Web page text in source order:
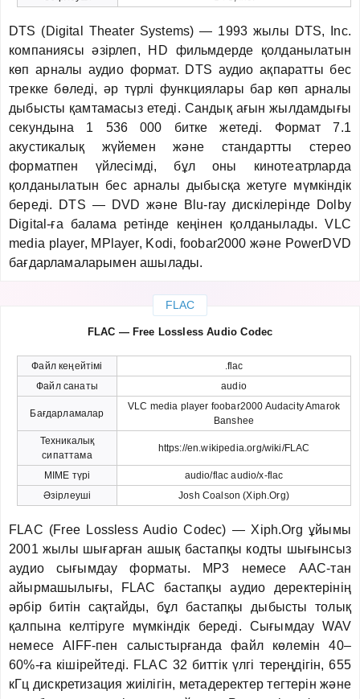
DTS (Digital Theater Systems) — 1993 жылы DTS, Inc.
компаниясы әзірлеп, HD фильмдерде қолданылатын
көп арналы аудио формат. DTS аудио ақпаратты бес
трекке бөледі, әр түрлі функциялары бар көп арналы
дыбысты қамтамасыз етеді. Сандық ағын жылдамдығы
секундына 1 536 000 битке жетеді. Формат 7.1
акустикалық жүйемен және стандартты стерео
форматпен үйлесімді, бұл оны кинотеатрларда
қолданылатын бес арналы дыбысқа жетуге мүмкіндік
береді. DTS — DVD және Blu-ray дискілерінде Dolby
Digital-ға балама ретінде кеңінен қолданылады. VLC
media player, MPlayer, Kodi, foobar2000 және PowerDVD
бағдарламаларымен ашылады.
FLAC
FLAC — Free Lossless Audio Codec
Файл кеңейтімі
.flac
Файл санаты
audio
Бағдарламалар
VLC media player foobar2000 Audacity Amarok
Banshee
Техникалық
сипаттама
https://en.wikipedia.org/wiki/FLAC
MIME түрі
audio/flac audio/x-flac
Әзірлеуші
Josh Coalson (Xiph.Org)
FLAC (Free Lossless Audio Codec) — Xiph.Org ұйымы
2001 жылы шығарған ашық бастапқы кодты шығынсыз
аудио сығымдау форматы. MP3 немесе AAC-тан
айырмашылығы, FLAC бастапқы аудио деректерінің
әрбір битін сақтайды, бұл бастапқы дыбысты толық
қалпына келтіруге мүмкіндік береді. Сығымдау WAV
немесе AIFF-пен салыстырғанда файл көлемін 40–
60%-ға кішірейтеді. FLAC 32 биттік үлгі тереңдігін, 655
кГц дискретизация жиілігін, метадеректер тегтерін және